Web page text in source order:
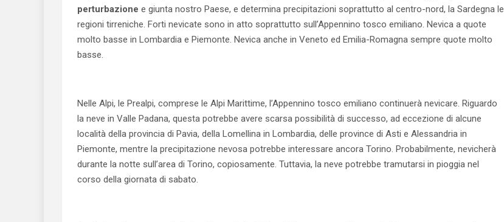
perturbazione e giunta nostro Paese, e determina precipitazioni soprattutto al centro-nord, la Sardegna le
regioni tirreniche. Forti nevicate sono in atto soprattutto sull’Appennino tosco emiliano. Nevica a quote
molto basse in Lombardia e Piemonte. Nevica anche in Veneto ed Emilia-Romagna sempre quote molto
basse.
Nelle Alpi, le Prealpi, comprese le Alpi Marittime, l’Appennino tosco emiliano continuerà nevicare. Riguardo
la neve in Valle Padana, questa potrebbe avere scarsa possibilità di successo, ad eccezione di alcune
località della provincia di Pavia, della Lomellina in Lombardia, delle province di Asti e Alessandria in
Piemonte, mentre la precipitazione nevosa potrebbe interessare ancora Torino. Probabilmente, nevicherà
durante la notte sull’area di Torino, copiosamente. Tuttavia, la neve potrebbe tramutarsi in pioggia nel
corso della giornata di sabato.